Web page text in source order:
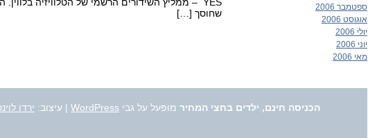
שחוסך […]
ספטמבר 2006
אוגוסט 2006
יולי 2006
יוני 2006
מאי 2006
הכניסה חינם, ילדים בחצי המחיר מופעל על גבי WordPress
| עיצוב: ירדן